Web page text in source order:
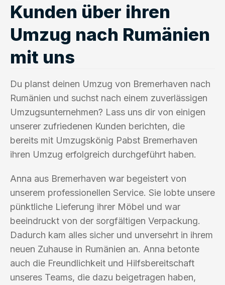
Kunden über ihren
Umzug nach Rumänien
mit uns
Du planst deinen Umzug von Bremerhaven nach
Rumänien und suchst nach einem zuverlässigen
Umzugsunternehmen? Lass uns dir von einigen
unserer zufriedenen Kunden berichten, die
bereits mit Umzugskönig Pabst Bremerhaven
ihren Umzug erfolgreich durchgeführt haben.
Anna aus Bremerhaven war begeistert von
unserem professionellen Service. Sie lobte unsere
pünktliche Lieferung ihrer Möbel und war
beeindruckt von der sorgfältigen Verpackung.
Dadurch kam alles sicher und unversehrt in ihrem
neuen Zuhause in Rumänien an. Anna betonte
auch die Freundlichkeit und Hilfsbereitschaft
unseres Teams, die dazu beigetragen haben,